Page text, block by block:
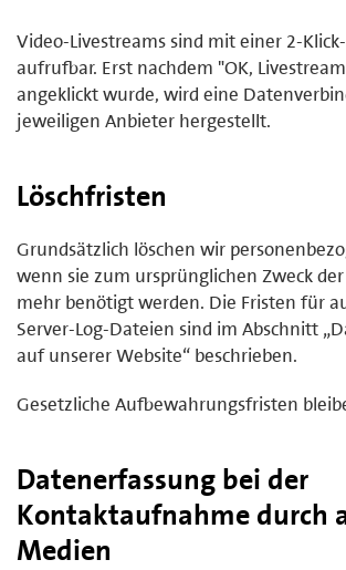
Video-Livestreams sind mit einer 2-
aufrufbar. Erst nachdem "OK,
angeklickt wurde, wird eine
jeweiligen Anbieter hergestellt.
Löschfristen
Grundsätzlich löschen wir
wenn sie zum ursprünglichen Zweck
mehr benötigt werden. Die Fristen für
Server-Log-Dateien sind im Abschnitt
auf unserer Website“ beschrieben.
Gesetzliche Aufbewahrungsfristen
Datenerfassung bei der
Kontaktaufnahme durch
Medien